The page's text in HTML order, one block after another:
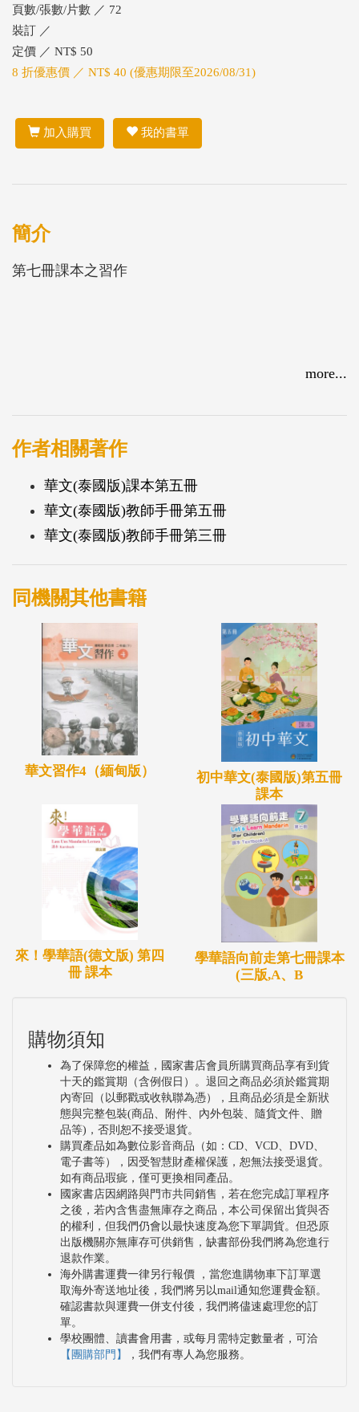
頁數/張數/片數 ／ 72
裝訂 ／
定價 ／ NT$ 50
8 折優惠價 ／ NT$ 40 (優惠期限至2026/08/31)
加入購買 我的書單
簡介
第七冊課本之習作
more...
作者相關著作
華文(泰國版)課本第五冊
華文(泰國版)教師手冊第五冊
華文(泰國版)教師手冊第三冊
同機關其他書籍
華文習作4（緬甸版）
初中華文(泰國版)第五冊
課本
來！學華語(德文版) 第四
冊 課本
學華語向前走第七冊課本
(三版,A、B
購物須知
為了保障您的權益，國家書店會員所購買商品享有到貨
十天的鑑賞期（含例假日）。退回之商品必須於鑑賞期
內寄回（以郵戳或收執聯為憑），且商品必須是全新狀
態與完整包裝(商品、附件、內外包裝、隨貨文件、贈
品等)，否則恕不接受退貨。
購買產品如為數位影音商品（如：CD、VCD、DVD、
電子書等），因受智慧財產權保護，恕無法接受退貨。
如有商品瑕疵，僅可更換相同產品。
國家書店因網路與門市共同銷售，若在您完成訂單程序
之後，若內含售盡無庫存之商品，本公司保留出貨與否
的權利，但我們仍會以最快速度為您下單調貨。但恐原
出版機關亦無庫存可供銷售，缺書部份我們將為您進行
退款作業。
海外購書運費一律另行報價 ，當您進購物車下訂單選
取海外寄送地址後，我們將另以mail通知您運費金額。
確認書款與運費一併支付後，我們將儘速處理您的訂
單。
學校團體、讀書會用書，或每月需特定數量者，可洽
【團購部門】
，我們有專人為您服務。